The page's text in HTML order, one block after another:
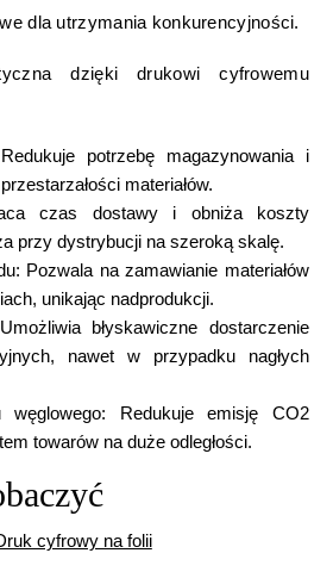
dla utrzymania konkurencyjności.
dzięki drukowi cyfrowemu
potrzebę magazynowania i
materiałów.
czas dostawy i obniża koszty
przy dystrybucji na szeroką skalę.
Pozwala na zamawianie materiałów
unikając nadprodukcji.
błyskawiczne dostarczenie
nawet w przypadku nagłych
węglowego: Redukuje emisję CO2
towarów na duże odległości.
cyfrowy na folii